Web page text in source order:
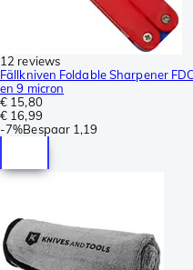
12 reviews
Fällkniven Foldable Sharpener
en 9 micron
€ 15,80
€ 16,99
-7%Bespaar 1,19